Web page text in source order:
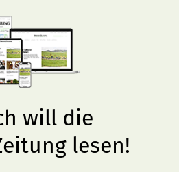
will die
lesen!